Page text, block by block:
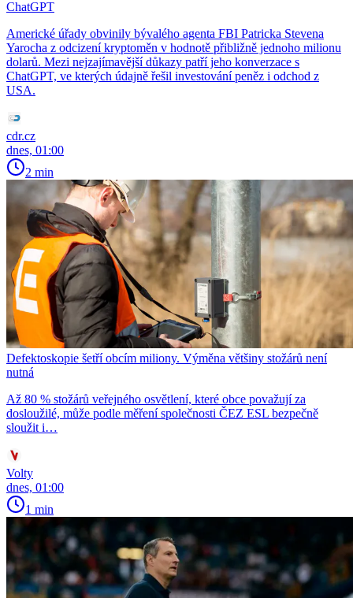
ChatGPT
Americké úřady obvinily bývalého agenta FBI Patricka Stevena
Yarocha z odcizení kryptoměn v hodnotě přibližně jednoho milionu
dolarů. Mezi nejzajímavější důkazy patří jeho konverzace s
ChatGPT, ve kterých údajně řešil investování peněz i odchod z
USA.
cdr.cz
dnes, 01:00
2 min
Defektoskopie šetří obcím miliony. Výměna většiny stožárů není
nutná
Až 80 % stožárů veřejného osvětlení, které obce považují za
dosloužilé, může podle měření společnosti ČEZ ESL bezpečně
sloužit i…
Volty
dnes, 01:00
1 min